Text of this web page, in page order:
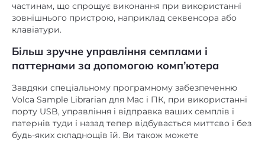
частинам, що спрощує виконання при використанні
зовнішнього пристрою, наприклад секвенсора або
клавіатури.
Більш зручне управління семплами і
паттернами за допомогою комп’ютера
Завдяки спеціальному програмному забезпеченню
Volca Sample Librarian для Mac і ПК, при використанні
порту USB, управління і відправка ваших семплів і
патернів туди і назад тепер відбувається миттєво і без
будь-яких складнощів їй. Ви також можете